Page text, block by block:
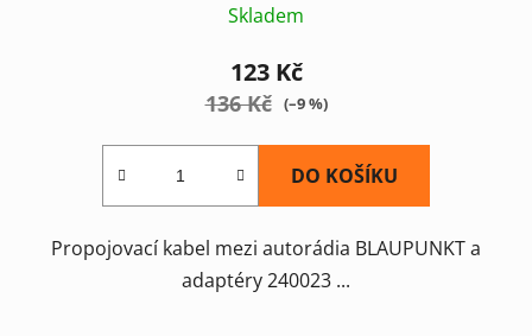
Skladem
123 Kč
136 Kč (–9 %)
DO KOŠÍKU
Propojovací kabel mezi autorádia BLAUPUNKT a
adaptéry 240023 ...